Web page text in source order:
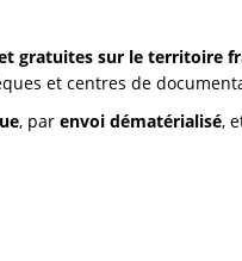
gratuites sur le territoire
et centres de
, par envoi dématérialisé,